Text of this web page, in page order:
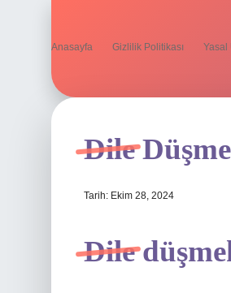
Anasayfa Gizlilik Politikası Yasal
Dile
Tarih: Ekim 28, 2024
Dile